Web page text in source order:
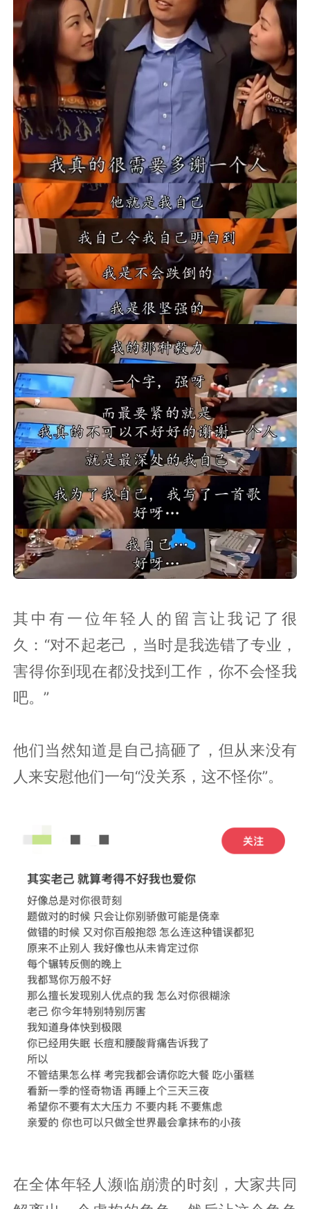
其中有一位年轻人的留言让我记了很
久：“对不起老己，当时是我选错了专业，
害得你到现在都没找到工作，你不会怪我
吧。”
他们当然知道是自己搞砸了，但从来没有
人来安慰他们一句“没关系，这不怪你”。
在全体年轻人濒临崩溃的时刻，大家共同